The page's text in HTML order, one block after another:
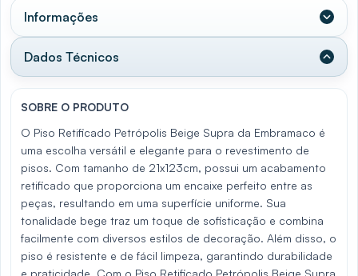
Informações
Dados Técnicos
SOBRE O PRODUTO
O Piso Retificado Petrópolis Beige Supra da Embramaco é
uma escolha versátil e elegante para o revestimento de
pisos. Com tamanho de 21x123cm, possui um acabamento
retificado que proporciona um encaixe perfeito entre as
peças, resultando em uma superfície uniforme. Sua
tonalidade bege traz um toque de sofisticação e combina
facilmente com diversos estilos de decoração. Além disso, o
piso é resistente e de fácil limpeza, garantindo durabilidade
e praticidade. Com o Piso Retificado Petrópolis Beige Supra